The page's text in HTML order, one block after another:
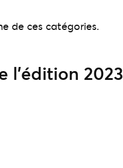
de ces catégories.
l’édition 2023